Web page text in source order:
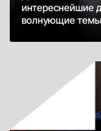
От опытов начинающих
экспериментаторов до
знакового кинопроекта